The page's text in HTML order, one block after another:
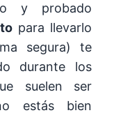
y probado
para llevarlo
segura) te
durante los
suelen ser
estás bien